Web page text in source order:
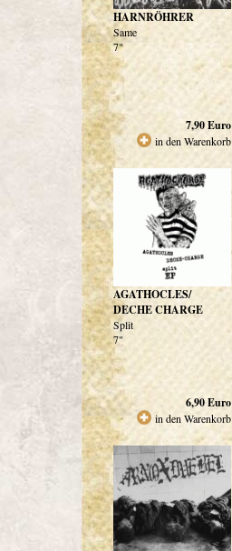
HARNRÖHRER
Same
7"
7,90Euro
in den Warenkorb
AGATHOCLES/
DECHE CHARGE
Split
7"
6,90Euro
in den Warenkorb